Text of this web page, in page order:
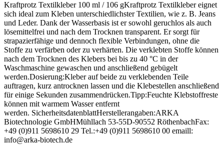
Kraftprotz Textilkleber 100 ml / 106 gKraftprotz Textilkleber eignet
sich ideal zum Kleben unterschiedlichster Textilien, wie z. B. Jeans
und Leder. Dank der Wasserbasis ist er sowohl geruchlos als auch
lösemittelfrei und nach dem Trocknen transparent. Er sorgt für
strapazierfähige und dennoch flexible Verbindungen, ohne die
Stoffe zu verfärben oder zu verhärten. Die verklebten Stoffe können
nach dem Trocknen des Klebers bei bis zu 40 °C in der
Waschmaschine gewaschen und anschließend gebügelt
werden.Dosierung:Kleber auf beide zu verklebenden Teile
auftragen, kurz antrocknen lassen und die Klebestellen anschließend
für einige Sekunden zusammendrücken.Tipp:Feuchte Klebstoffreste
können mit warmem Wasser entfernt
werden. SicherheitsdatenblattHerstellerangaben:ARKA
Biotechnologie GmbHMühllach 53-55D-90552 RöthenbachFax:
+49 (0)911 5698610 29 Tel.:+49 (0)911 5698610 00 emaill:
info@arka-biotech.de